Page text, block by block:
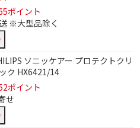
ポイント
※大型品除く
ソニッケアー プロテクトクリ
ク HX6421/14
ポイント
せ